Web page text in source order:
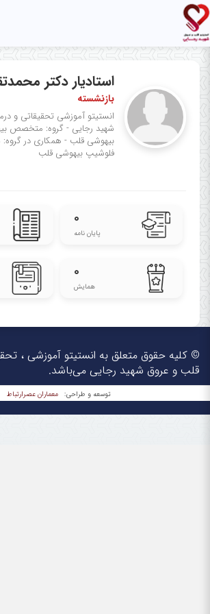
استادیار دکتر
بازنشسته
انستیتو آموزشی تحقیقاتی و
شهید رجایی - گروه: متخصص
بیهوشی قلب - همکاری در
فلوشیپ بیهوشی قلب
۰
پایان نامه
۰
همایش
© کلیه حقوق متعلق به انستیتو آموزشی ،
قلب و عروق شهید رجایی می‌باشد.
توسعه و طراحی: معماران عصر‌ارتباط